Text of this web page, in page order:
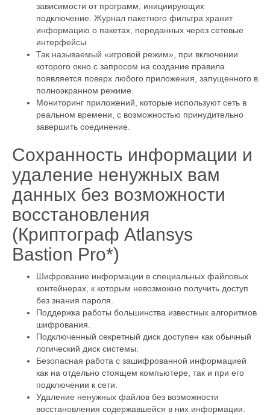
зависимости от программ, инициирующих
подключение. Журнал пакетного фильтра хранит
информацию о пакетах, переданных через сетевые
интерфейсы.
Так называемый «игровой режим», при включении
которого окно с запросом на создание правила
появляется поверх любого приложения, запущенного в
полноэкранном режиме.
Мониторинг приложений, которые используют сеть в
реальном времени, с возможностью принудительно
завершить соединение.
Сохранность информации и
удаление ненужных вам
данных без возможности
восстановления
(Криптограф Atlansys
Bastion Pro*)
Шифрование информации в специальных файловых
контейнерах, к которым невозможно получить доступ
без знания пароля.
Поддержка работы большинства известных алгоритмов
шифрования.
Подключенный секретный диск доступен как обычный
логический диск системы.
Безопасная работа с зашифрованной информацией
как на отдельно стоящем компьютере, так и при его
подключении к сети.
Удаление ненужных файлов без возможности
восстановления содержавшейся в них информации.